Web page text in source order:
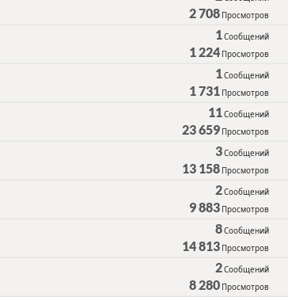
2 708 Просмотров
1 Сообщений
1 224 Просмотров
1 Сообщений
1 731 Просмотров
11 Сообщений
23 659 Просмотров
3Сообщений
13 158 Просмотров
2Сообщений
9 883 Просмотров
8Сообщений
14 813 Просмотров
2Сообщений
8 280 Просмотров